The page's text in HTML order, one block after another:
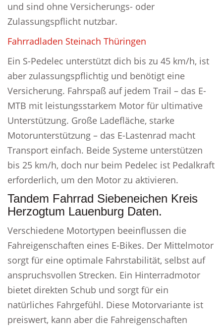
und sind ohne Versicherungs- oder
Zulassungspflicht nutzbar.
Fahrradladen Steinach Thüringen
Ein S-Pedelec unterstützt dich bis zu 45 km/h, ist
aber zulassungspflichtig und benötigt eine
Versicherung. Fahrspaß auf jedem Trail – das E-
MTB mit leistungsstarkem Motor für ultimative
Unterstützung. Große Ladefläche, starke
Motorunterstützung – das E-Lastenrad macht
Transport einfach. Beide Systeme unterstützen
bis 25 km/h, doch nur beim Pedelec ist Pedalkraft
erforderlich, um den Motor zu aktivieren.
Tandem Fahrrad Siebeneichen Kreis
Herzogtum Lauenburg Daten.
Verschiedene Motortypen beeinflussen die
Fahreigenschaften eines E-Bikes. Der Mittelmotor
sorgt für eine optimale Fahrstabilität, selbst auf
anspruchsvollen Strecken. Ein Hinterradmotor
bietet direkten Schub und sorgt für ein
natürliches Fahrgefühl. Diese Motorvariante ist
preiswert, kann aber die Fahreigenschaften